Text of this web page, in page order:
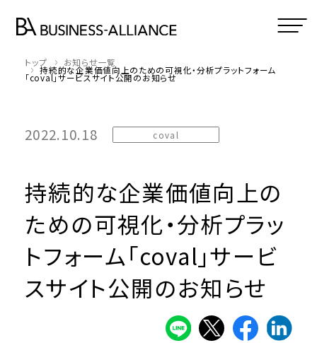
トップ お知らせ一覧
持続的な企業価値向上のための可視化・分析プラットフォーム
「coval」サービスサイト公開のお知らせ
2022.10.18 coval
持続的な企業価値向上の
ための可視化・分析プラッ
トフォーム「coval」サービ
スサイト公開のお知らせ